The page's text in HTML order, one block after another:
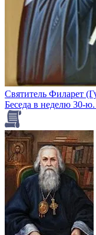
Святитель Филарет
Беседа в неделю 30-ю.